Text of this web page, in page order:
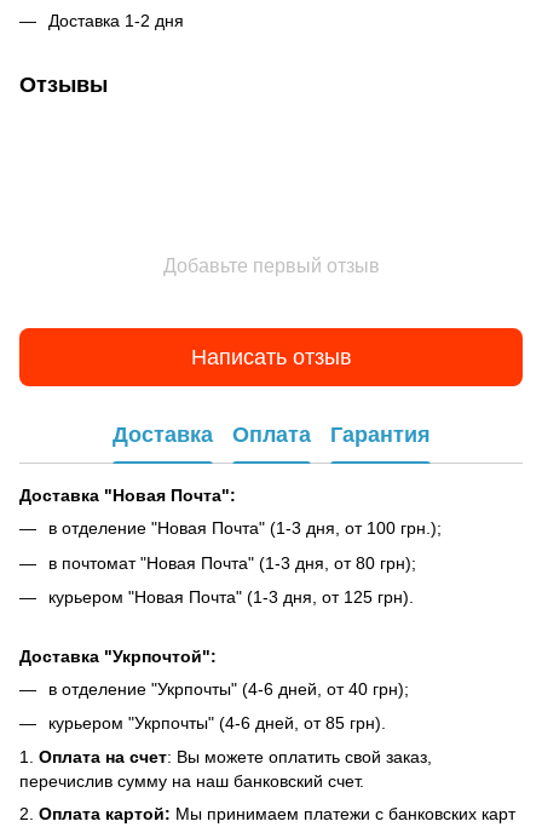
Доставка 1-2 дня
Отзывы
Добавьте первый отзыв
Написать отзыв
Доставка Оплата Гарантия
Доставка "Новая Почта":
в отделение "Новая Почта" (1-3 дня, от 100 грн.);
в почтомат "Новая Почта" (1-3 дня, от 80 грн);
курьером "Новая Почта" (1-3 дня, от 125 грн).
Доставка "Укрпочтой":
в отделение "Укрпочты" (4-6 дней, от 40 грн);
курьером "Укрпочты" (4-6 дней, от 85 грн).
1. Оплата на счет: Вы можете оплатить свой заказ,
перечислив сумму на наш банковский счет.
2. Оплата картой: Мы принимаем платежи с банковских карт